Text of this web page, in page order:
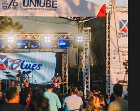
Shows . E não para por aí. Foto:
🎤 LINE-UP NACIONAL QUE
Serão quatro noites , entre
de maio , com oito atrações gigantes
sertanejo, forró,
hard: Gusttavo Lima Leonardo
...